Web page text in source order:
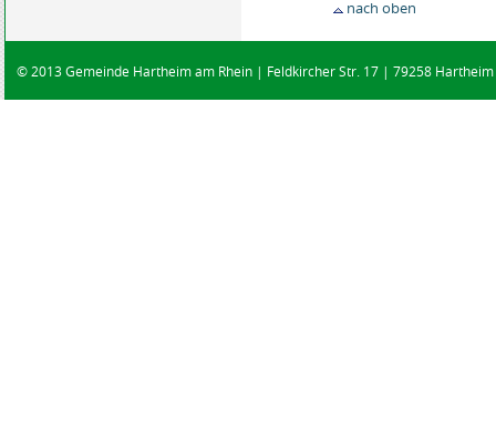
nach oben
© 2013 Gemeinde Hartheim am Rhein | Feldkircher Str. 17 | 79258